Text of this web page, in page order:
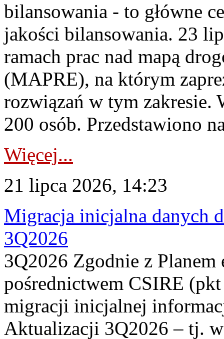
bilansowania - to główne
jakości bilansowania. 23
ramach prac nad mapą
(MAPRE), na którym
rozwiązań w tym zakresie.
200 osób. Przedstawiono
Więcej...
21 lipca 2026, 14:23
Migracja inicjalna danych
3Q2026
3Q2026 Zgodnie z
pośrednictwem CSIRE
migracji inicjalnej
Aktualizacji 3Q2026 – tj.